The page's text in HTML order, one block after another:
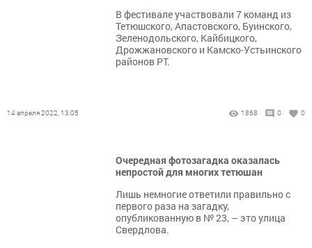
В фестивале участвовали 7 команд из
Тетюшского, Апастовского, Буинского,
Зеленодольского, Кайбицкого,
Дрожжановского и Камско-Устьинского
районов РТ.
14 апреля 2022, 13:05 1868 0 0
Очередная фотозагадка оказалась
непростой для многих тетюшан
Лишь немногие ответили правильно с
первого раза на загадку,
опубликованную в № 23, – это улица
Свердлова.